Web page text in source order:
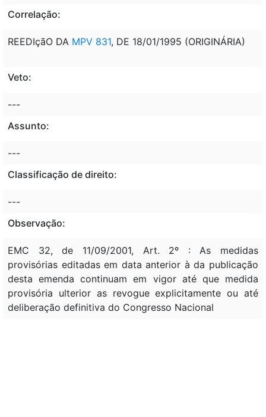
Correlação:
REEDIçãO DA MPV 831, DE 18/01/1995 (ORIGINÁRIA)
Veto:
---
Assunto:
---
Classificação de direito:
---
Observação:
EMC 32, de 11/09/2001, Art. 2º : As medidas
provisórias editadas em data anterior à da publicação
desta emenda continuam em vigor até que medida
provisória ulterior as revogue explicitamente ou até
deliberação definitiva do Congresso Nacional